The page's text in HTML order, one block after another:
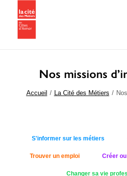
Nos services
Nos ressources
La Cité au quotidien
Nos missions
Accueil La Cité des Métiers
S'informer sur les métiers
Trouver un emploi Créer
Changer sa vie